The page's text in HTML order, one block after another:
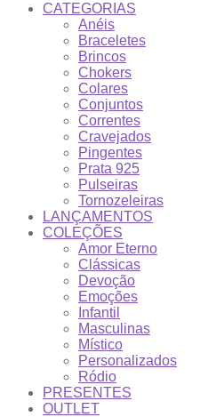
CATEGORIAS
Anéis
Braceletes
Brincos
Chokers
Colares
Conjuntos
Correntes
Cravejados
Pingentes
Prata 925
Pulseiras
Tornozeleiras
LANÇAMENTOS
COLEÇÕES
Amor Eterno
Clássicas
Devoção
Emoções
Infantil
Masculinas
Místico
Personalizados
Ródio
PRESENTES
OUTLET